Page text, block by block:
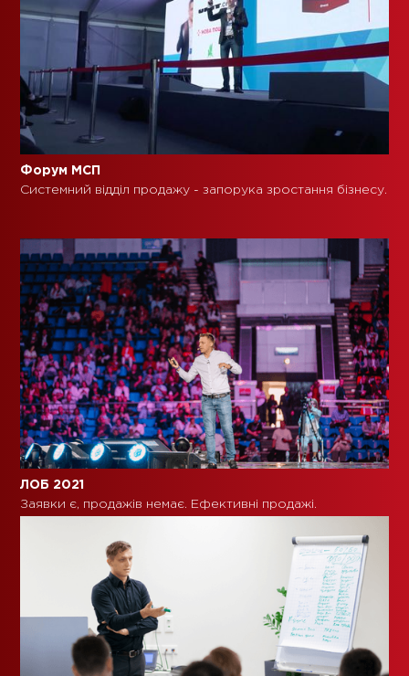
Форум МСП
Системний відділ продажу - запорука зростання бізнесу.
ЛОБ 2021
Заявки є, продажів немає. Ефективні продажі.